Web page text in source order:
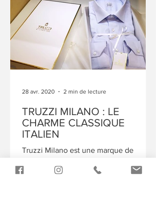
TRUZZI MILANO : LE
CHARME CLASSIQUE
ITALIEN
Truzzi Milano est une marque de
qualité née à Milan à la fin du 19ème
28 avr. 2020 2 min de lecture